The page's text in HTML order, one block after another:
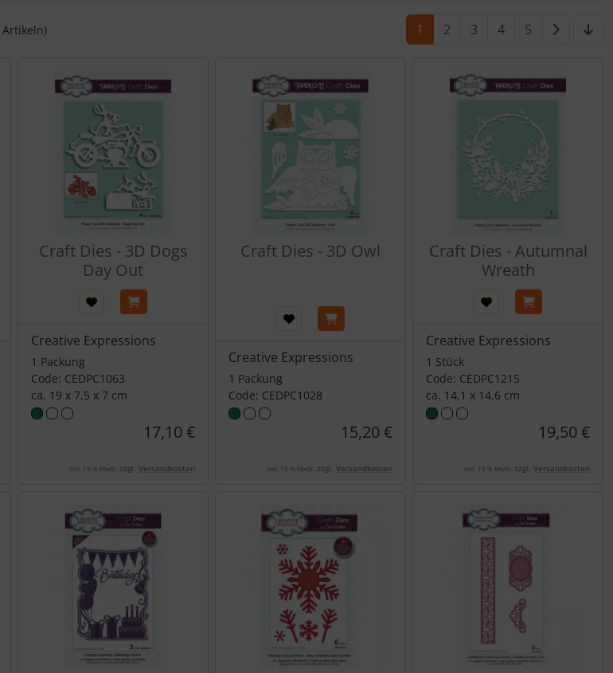
Artikeln) 1 2 3 4 5
Craft Dies - 3D Dogs
Day Out
Creative Expressions
1 Packung
Code: CEDPC1063
ca. 19 x 7,5 x 7 cm
17,10 €
inkl. 19 % MwSt. zzgl. Versandkosten
Craft Dies - 3D Owl
Creative Expressions
1 Packung
Code: CEDPC1028
15,20 €
inkl. 19 % MwSt. zzgl. Versandkosten
Craft Dies - Autumnal
Wreath
Creative Expressions
1 Stück
Code: CEDPC1215
ca. 14,1 x 14,6 cm
19,50 €
inkl. 19 % MwSt. zzgl. Versandkosten